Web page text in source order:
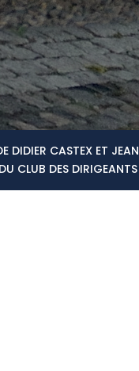
DIDIER CASTEX ET JEAN
CLUB DES DIRIGEANTS